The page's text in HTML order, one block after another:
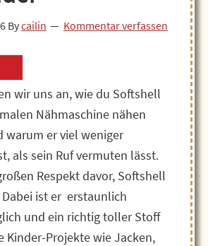
Bycailin Kommentar verfassen
wir uns an, wie du Softshell
Nähmaschine nähen
warum er viel weniger
als sein Ruf vermuten lässt.
Respekt davor, Softshell
ist er erstaunlich
und ein richtig toller Stoff
Kinder-Projekte wie Jacken,